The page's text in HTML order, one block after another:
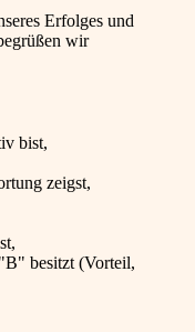
Erfolges und
wir
bist,
zeigst,
besitzt (Vorteil,